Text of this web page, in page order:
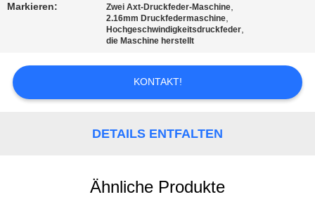
NACHRICHTEN
FORDERN
SIE EIN
Markieren: Zwei Axt-Druckfeder-Maschine,
2.16mm Druckfedermaschine,
Hochgeschwindigkeitsdruckfeder,
die Maschine herstellt
KONTAKT!
DETAILS ENTFALTEN
Ähnliche Produkte